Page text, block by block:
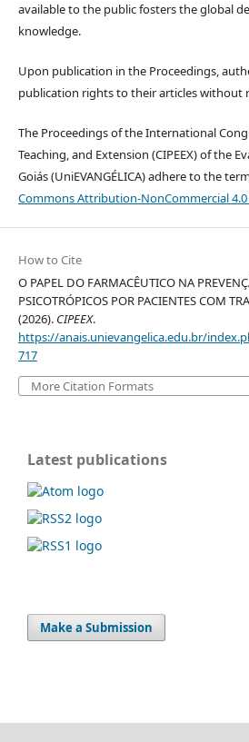
available to the public fosters the global
knowledge.
Upon publication in the Proceedings,
publication rights to their articles without
The Proceedings of the International
Teaching, and Extension (CIPEEX) of the
Goiás (UniEVANGÉLICA) adhere to the
Commons Attribution-NonCommercial
How to Cite
O PAPEL DO FARMACÊUTICO NA
PSICOTRÓPICOS POR PACIENTES COM
(2026). CIPEEX.
https://anais.unievangelica.edu.br/
717
More Citation Formats
Latest publications
Make a Submission